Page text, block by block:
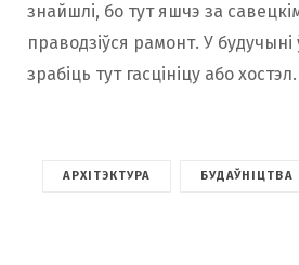
знайшлі, бо тут яшчэ за
праводзіўся рамонт. У
зрабіць тут гасцініцу або хостэл.
АРХІТЭКТУРА БУДАЎНІЦТВА